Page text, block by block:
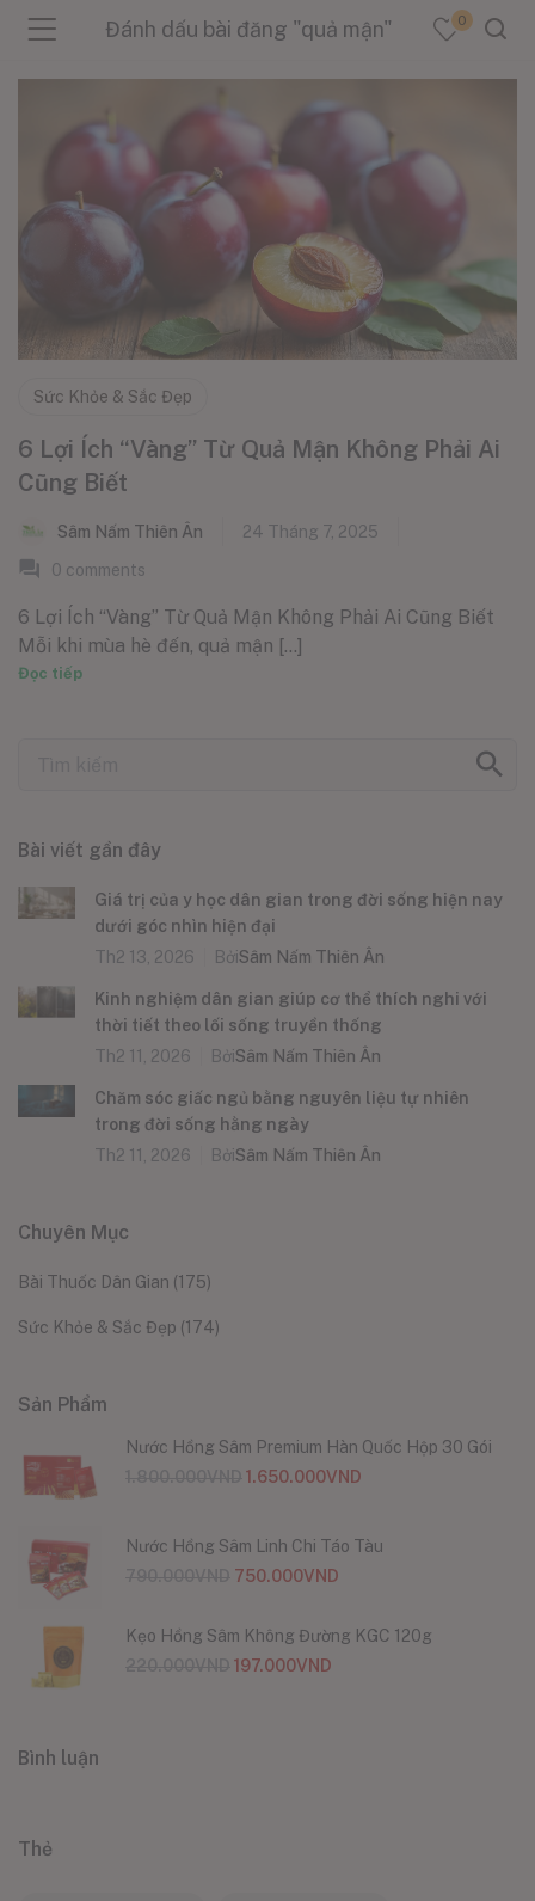
(Sản Phẩm )
(Tin Tức )
Đánh dấu bài đăng "quả mận" 0
Sức Khỏe & Sắc Đẹp
6 Lợi Ích “Vàng” Từ Quả Mận Không Phải Ai
Cũng Biết
Sâm Nấm Thiên Ân
24 Tháng 7, 2025
0 comments
6 Lợi Ích “Vàng” Từ Quả Mận Không Phải Ai Cũng Biết
Mỗi khi mùa hè đến, quả mận [...]
Đọc tiếp
Bài viết gần đây
Giá trị của y học dân gian trong đời sống hiện nay
dưới góc nhìn hiện đại
Th2 13, 2026
BởiSâm Nấm Thiên Ân
Kinh nghiệm dân gian giúp cơ thể thích nghi với
thời tiết theo lối sống truyền thống
Th2 11, 2026
BởiSâm Nấm Thiên Ân
Chăm sóc giấc ngủ bằng nguyên liệu tự nhiên
trong đời sống hằng ngày
Th2 11, 2026
BởiSâm Nấm Thiên Ân
Chuyên Mục
Bài Thuốc Dân Gian (175)
Sức Khỏe & Sắc Đẹp (174)
Sản Phẩm
Nước Hồng Sâm Premium Hàn Quốc Hộp 30 Gói
1.650.000VND
Nước Hồng Sâm Linh Chi Táo Tàu
750.000VND
Kẹo Hồng Sâm Không Đường KGC 120g
197.000VND
Bình luận
Thẻ